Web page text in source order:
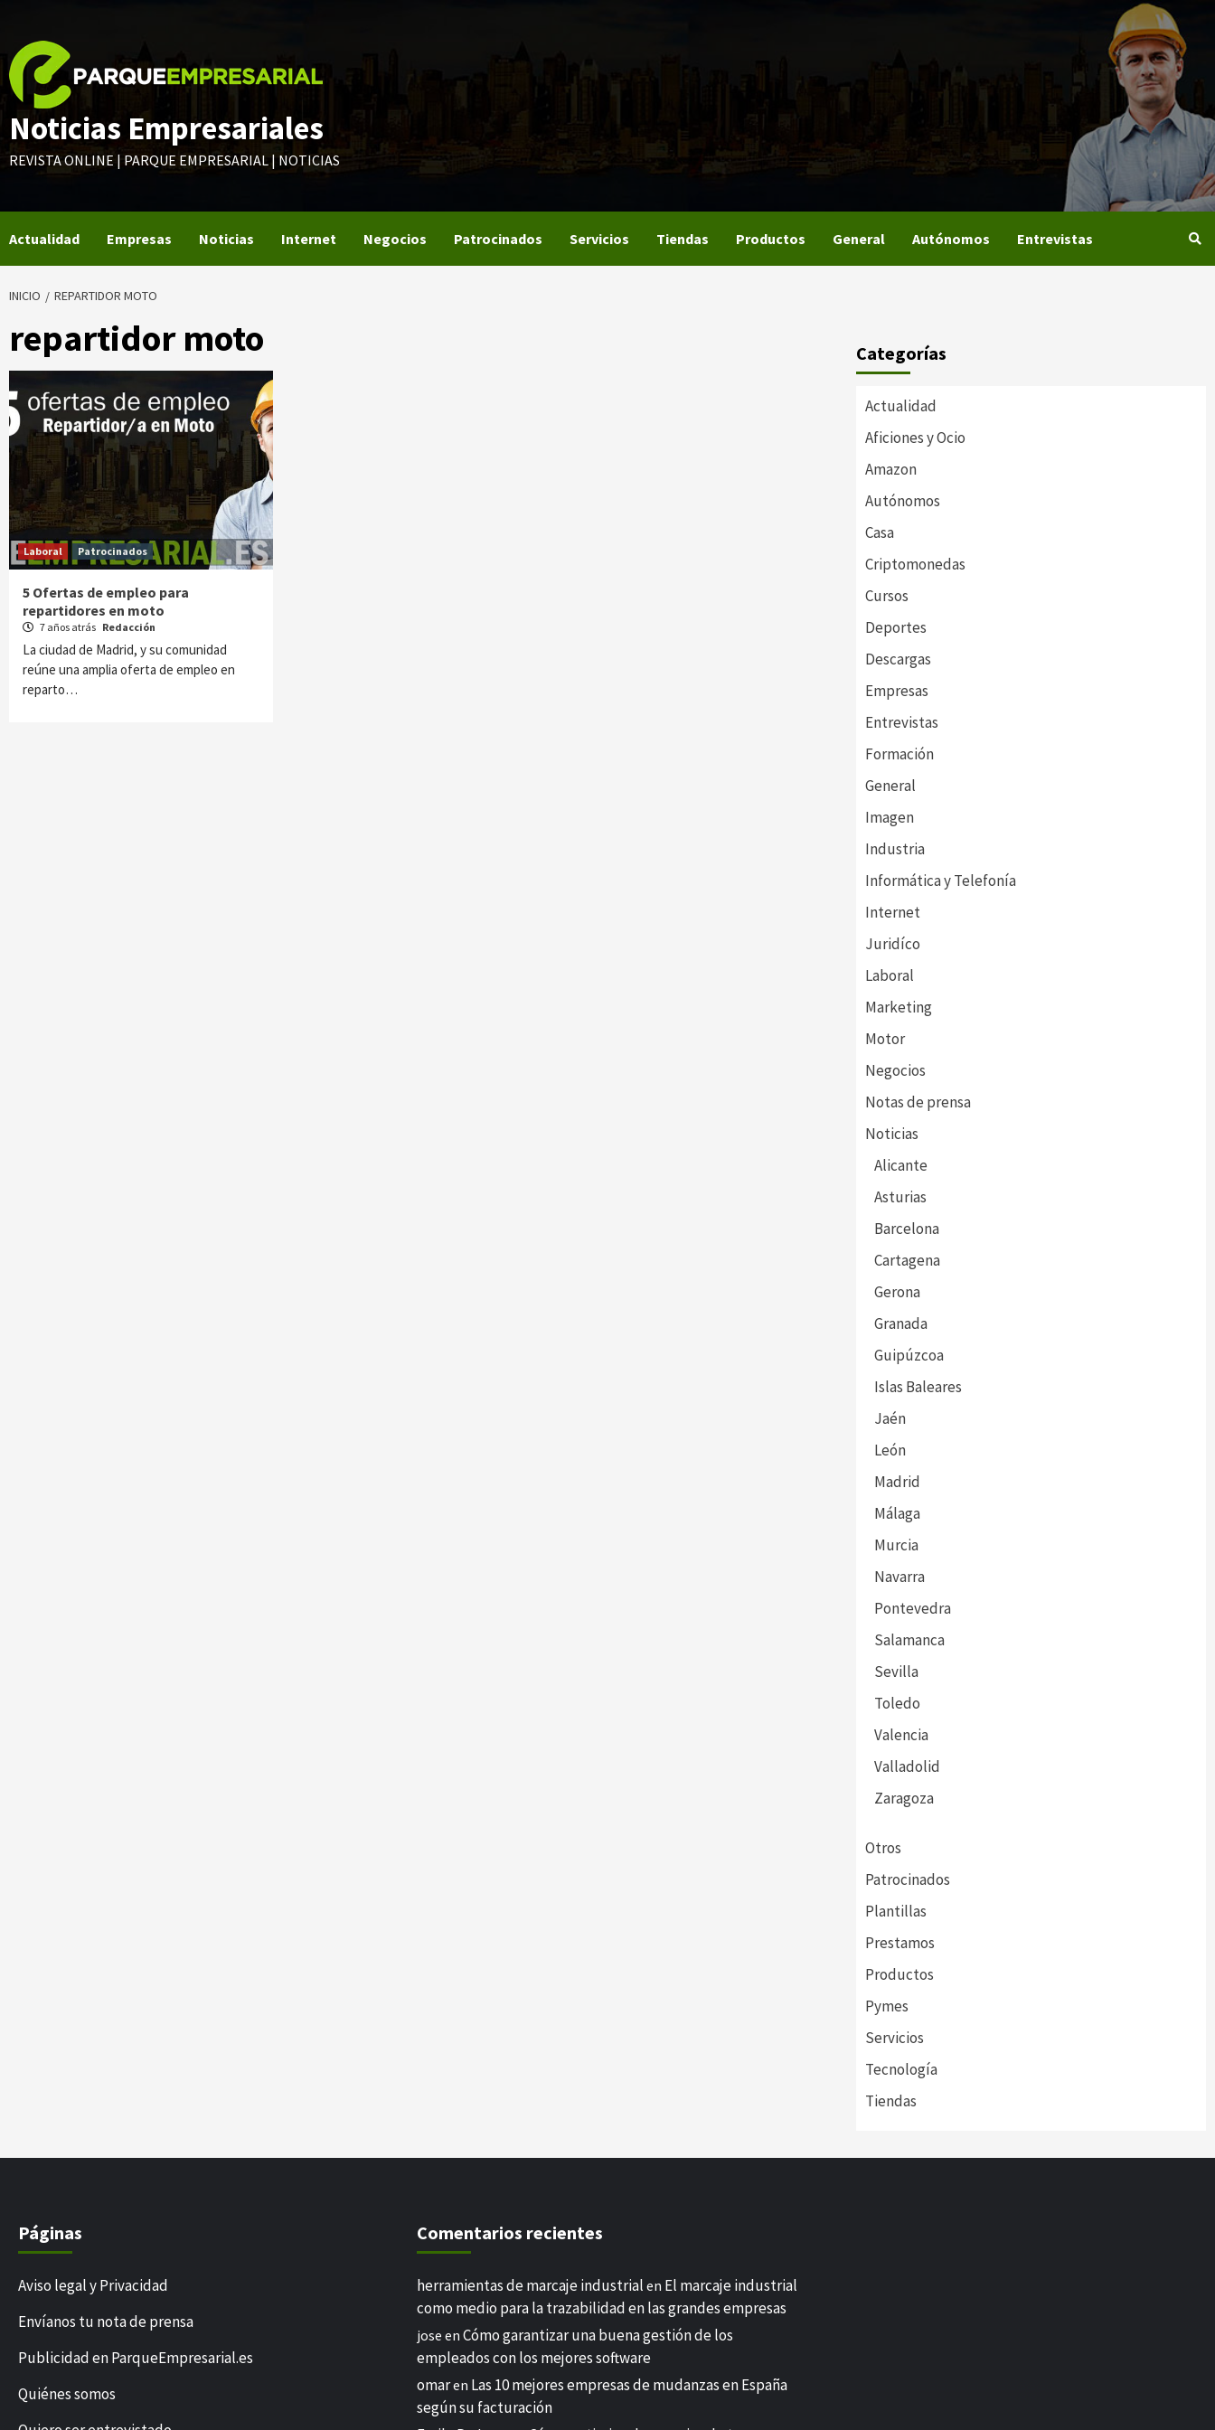
contenido
Noticias Empresariales
REVISTA ONLINE | PARQUE EMPRESARIAL | NOTICIAS
Actualidad Empresas Noticias Internet Negocios Patrocinados Servicios Tiendas Productos General Autónomos Entrevistas
INICIO REPARTIDOR MOTO
repartidor moto
Laboral Patrocinados
5 Ofertas de empleo para
repartidores en moto
7 años atrás Redacción
La ciudad de Madrid, y su comunidad
reúne una amplia oferta de empleo en
reparto…
Categorías
Actualidad
Aficiones y Ocio
Amazon
Autónomos
Casa
Criptomonedas
Cursos
Deportes
Descargas
Empresas
Entrevistas
Formación
General
Imagen
Industria
Informática y Telefonía
Internet
Juridíco
Laboral
Marketing
Motor
Negocios
Notas de prensa
Noticias
Alicante
Asturias
Barcelona
Cartagena
Gerona
Granada
Guipúzcoa
Islas Baleares
Jaén
León
Madrid
Málaga
Murcia
Navarra
Pontevedra
Salamanca
Sevilla
Toledo
Valencia
Valladolid
Zaragoza
Otros
Patrocinados
Plantillas
Prestamos
Productos
Pymes
Servicios
Tecnología
Tiendas
Páginas
Aviso legal y Privacidad
Envíanos tu nota de prensa
Publicidad en ParqueEmpresarial.es
Quiénes somos
Comentarios recientes
herramientas de marcaje industrial en El marcaje industrial
como medio para la trazabilidad en las grandes empresas
jose enCómo garantizar una buena gestión de los
empleados con los mejores software
omaren Las 10 mejores empresas de mudanzas en España
según su facturación